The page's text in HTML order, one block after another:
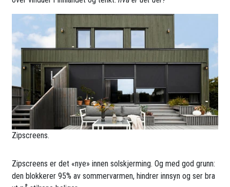
Zipscreens.
Zipscreens er det «nye» innen solskjerming. Og med god grunn:
den blokkerer 95% av sommervarmen, hindrer innsyn og ser bra